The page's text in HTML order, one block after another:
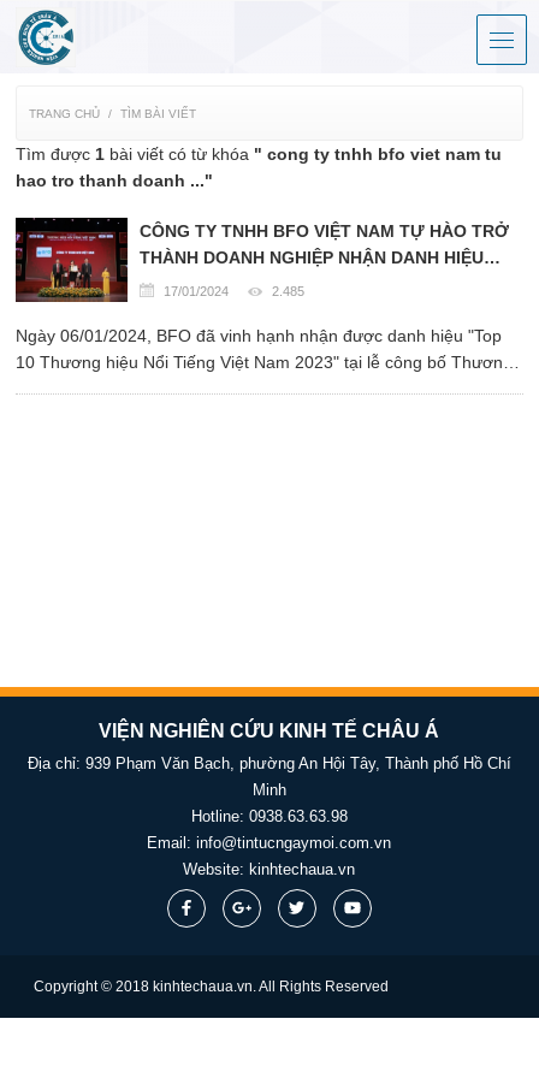
TRANG CHỦ TÌM BÀI VIẾT
Tìm được 1 bài viết có từ khóa " cong ty tnhh bfo viet nam tu
hao tro thanh doanh ..."
CÔNG TY TNHH BFO VIỆT NAM TỰ HÀO TRỞ
THÀNH DOANH NGHIỆP NHẬN DANH HIỆU
“TOP 10 THƯƠNG HIỆU NỔI TIẾNG VIỆT NAM
17/01/2024 2.485
Ngày 06/01/2024, BFO đã vinh hạnh nhận được danh hiệu "Top
10 Thương hiệu Nổi Tiếng Việt Nam 2023" tại lễ công bố Thương
VIỆN NGHIÊN CỨU KINH TẾ CHÂU Á
Địa chỉ: 939 Phạm Văn Bạch, phường An Hội Tây, Thành phố Hồ Chí
Minh
Hotline: 0938.63.63.98
Email:info@tintucngaymoi.com.vn
Website: kinhtechaua.vn
Copyright © 2018 kinhtechaua.vn. All Rights Reserved